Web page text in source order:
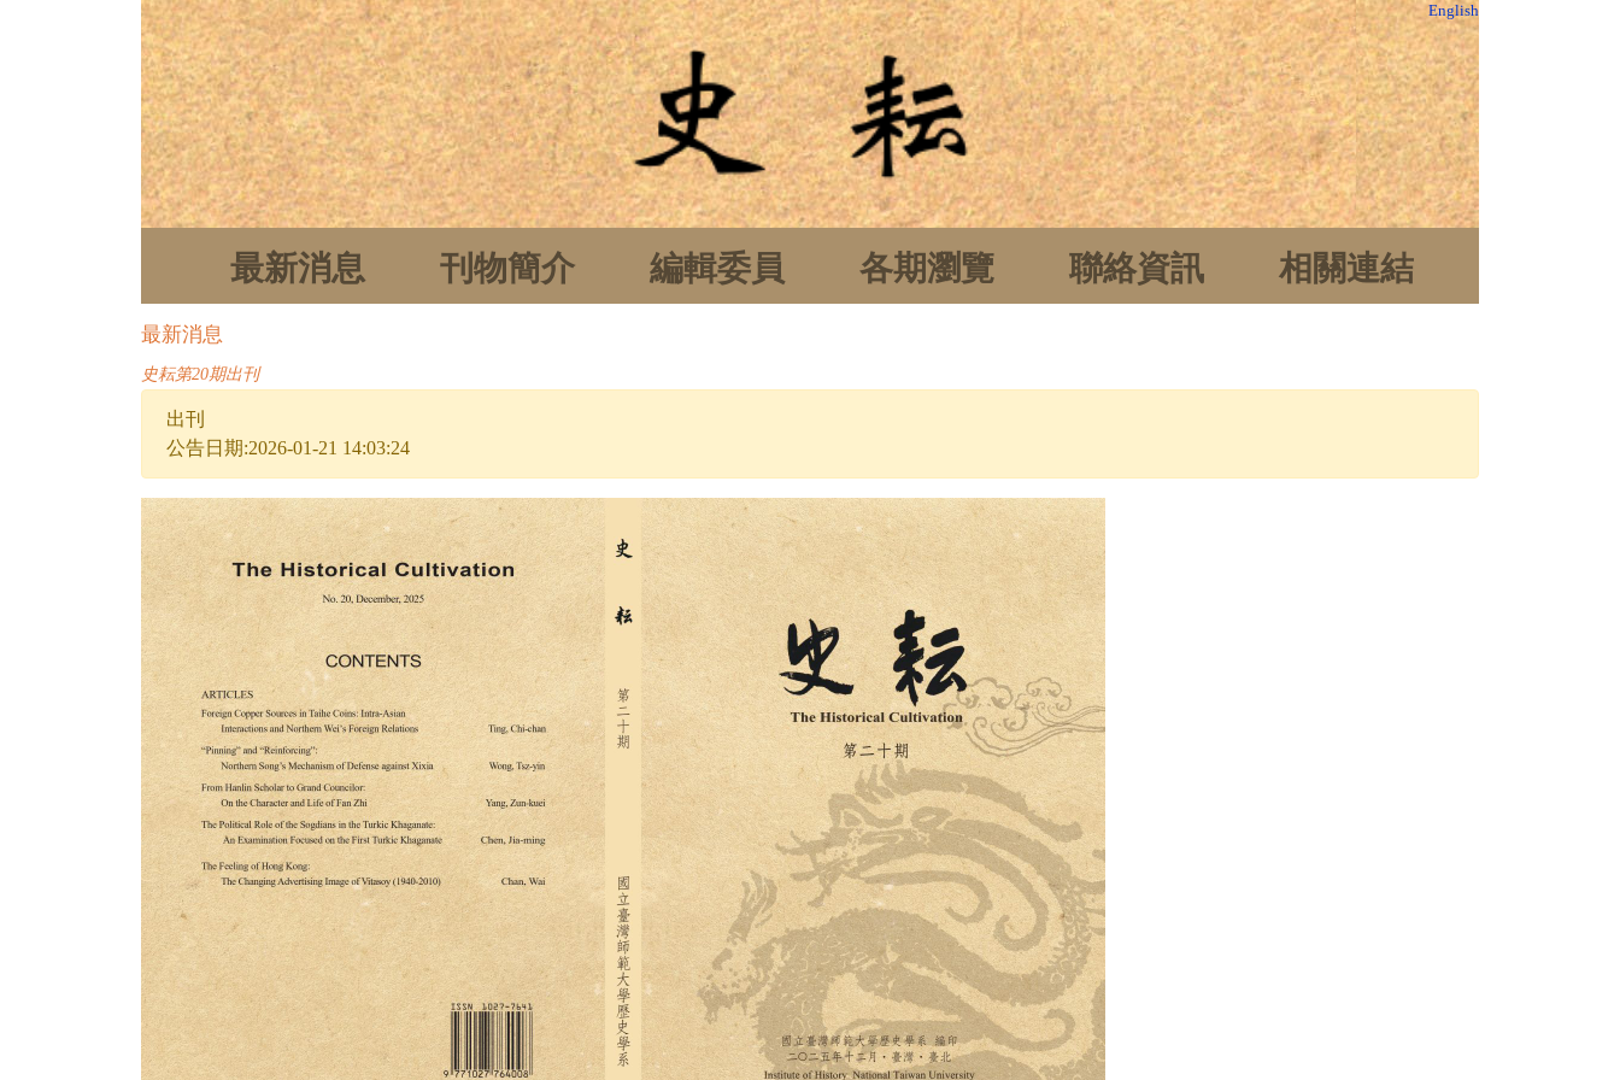
English
最新消息 刊物簡介 編輯委員 各期瀏覽 聯絡資訊 相關連結
最新消息
史耘第20期出刊
出刊
公告日期:2026-01-21 14:03:24